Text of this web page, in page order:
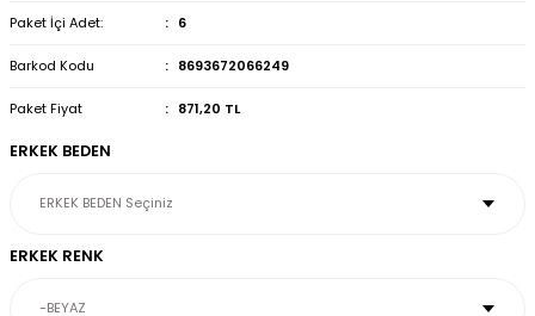
& Büstiyer Takım
Paket İçi Adet: 6
Barkod Kodu 8693672066249
Paket Fiyat 871,20 TL
ERKEK BEDEN
ERKEK RENK